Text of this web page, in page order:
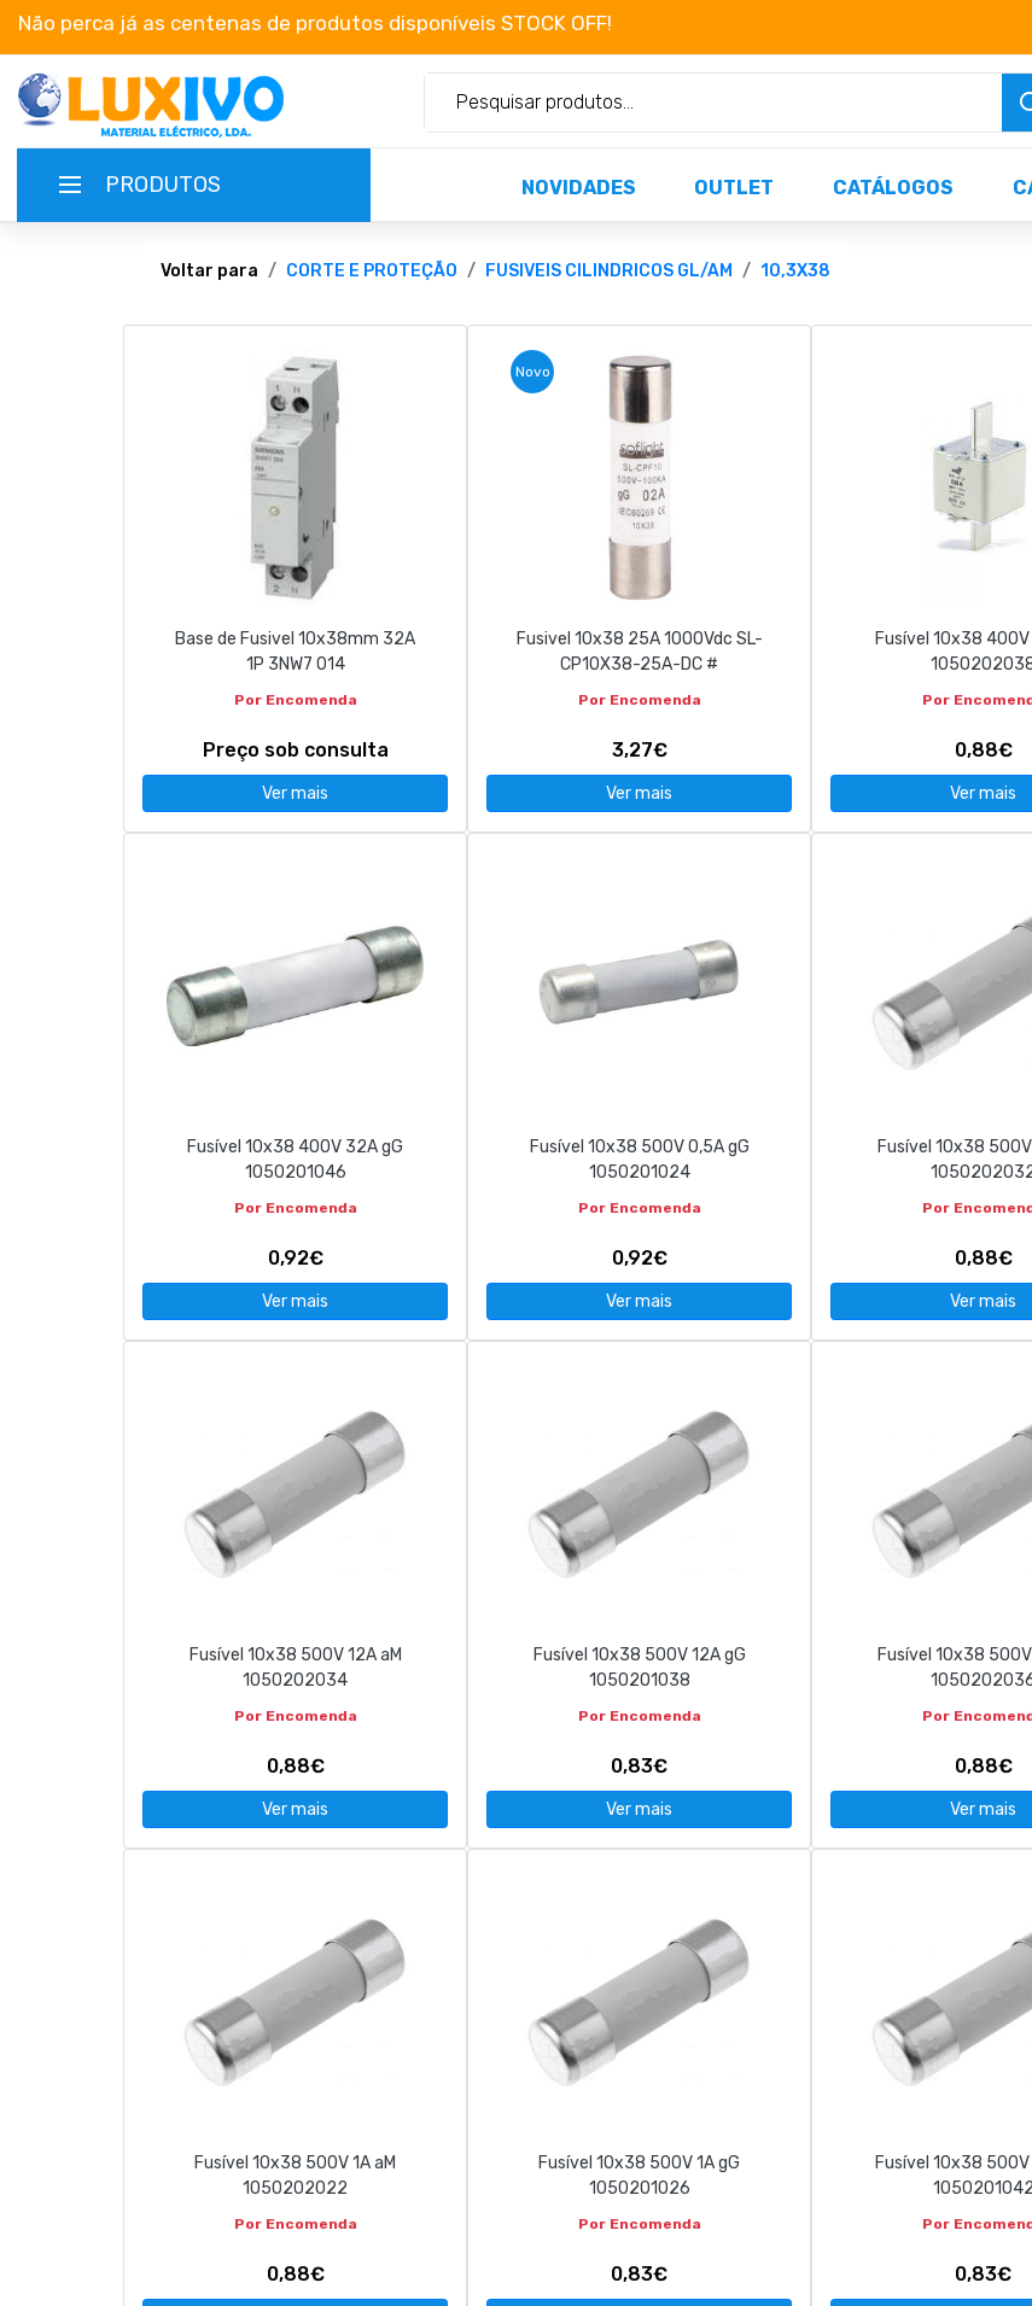
Não perca já as centenas de produtos disponíveis STOCK OFF! Não perca já as centenas de produtos
PRODUTOS NOVIDADES OUTLET CATÁLOGOS
TERMOS E CONDIÇÕES
geral@luxivo.pt
Voltar para CORTE E PROTEÇÃO FUSIVEIS CILINDRICOS GL/AM 10,3X38
Base de Fusivel 10x38mm 32A
1P 3NW7 014
Por Encomenda
Preço sob consulta
Ver mais
Novo
Fusivel 10x38 25A 1000Vdc SL-
CP10X38-25A-DC #
Por Encomenda
3,27€
Ver mais
Fusível 10x38 400V
Por
0,88€
Ver mais
Fusível 10x38 400V 32A gG
1050201046
Por Encomenda
0,92€
Ver mais
Fusível 10x38 500V 0,5A gG
1050201024
Por Encomenda
0,92€
Ver mais
Fusível 10x38 500V
Por
0,88€
Ver mais
Fusível 10x38 500V 12A aM
1050202034
Por Encomenda
0,88€
Ver mais
Fusível 10x38 500V 12A gG
1050201038
Por Encomenda
0,83€
Ver mais
Fusível 10x38 500V
Por
0,88€
Ver mais
Fusível 10x38 500V 1A aM
1050202022
Por Encomenda
0,88€
Fusível 10x38 500V 1A gG
1050201026
Por Encomenda
0,83€
Fusível 10x38 500V
1050201042
Por
0,83€